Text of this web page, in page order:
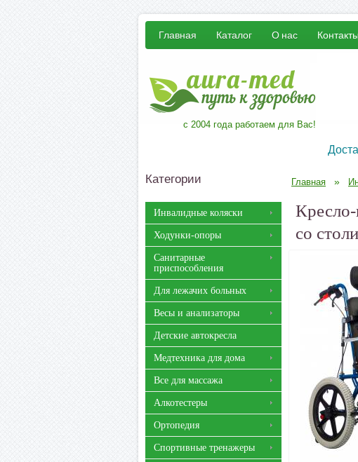
Главная Каталог О нас Контакты
с 2004 года работаем для Вас!
Категории
Инвалидные коляски
Ходунки-опоры
Санитарные
приспособления
Для лежачих больных
Весы и анализаторы
Детские автокресла
Медтехника для дома
Все для массажа
Алкотестеры
Ортопедия
Спортивные тренажеры
Главная »
со